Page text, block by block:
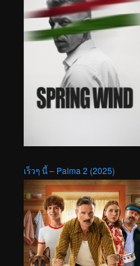
เร็วๆ นี้ – Palma 2 (2025)